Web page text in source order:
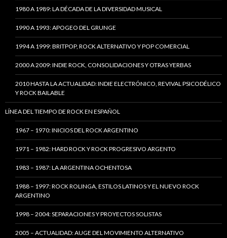
1980 A 1989: LA DÉCADA DE LA DIVERSIDAD MUSICAL
1990 A 1993: APOGEO DEL GRUNGE
1994 A 1999: BRITPOP, ROCK ALTERNATIVO Y POP COMERCIAL
2000 A 2009: INDIE ROCK, CONSOLIDACIONES Y OTRAS YERBAS
2010 HASTA LA ACTUALIDAD: INDIE ELECTRÓNICO, REVIVAL PSICODÉLICO
Y ROCK BAILABLE
LÍNEA DEL TIEMPO DE ROCK EN ESPAÑOL
1967 – 1970: INICIOS DEL ROCK ARGENTINO
1971 – 1982: HARD ROCK Y ROCK PROGRESIVO ARGENTO
1983 – 1987: LA ARGENTINA OCHENTOSA
1988 – 1997: ROCK ROLINGA, ESTILOS LATINOS Y EL NUEVO ROCK
ARGENTINO
1998 – 2004: SEPARACIONES Y PROYECTOS SOLISTAS
2005 – ACTUALIDAD: AUGE DEL MOVIMIENTO ALTERNATIVO